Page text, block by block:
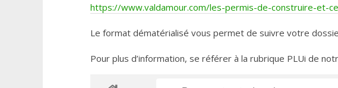
https://www.valdamour.com/les-permis-de-construire-et-
Le format dématérialisé vous permet de suivre votre
Pour plus d’information, se référer à la rubrique PLUi de